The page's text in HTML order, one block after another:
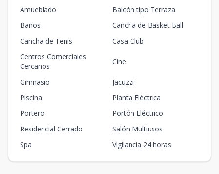
Amueblado
Balcón tipo Terraza
Baños
Cancha de Basket Ball
Cancha de Tenis
Casa Club
Centros Comerciales
Cercanos
Cine
Gimnasio
Jacuzzi
Piscina
Planta Eléctrica
Portero
Portón Eléctrico
Residencial Cerrado
Salón Multiusos
Spa
Vigilancia 24 horas